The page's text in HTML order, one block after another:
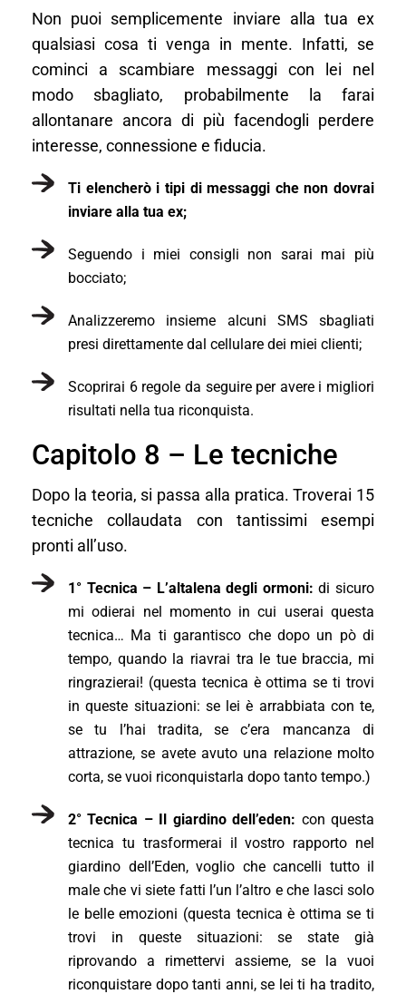
Non puoi semplicemente inviare alla tua ex
qualsiasi cosa ti venga in mente. Infatti, se
cominci a scambiare messaggi con lei nel
modo sbagliato, probabilmente la farai
allontanare ancora di più facendogli perdere
interesse, connessione e fiducia.
Ti elencherò i tipi di messaggi che non dovrai
inviare alla tua ex;
Seguendo i miei consigli non sarai mai più
bocciato;
Analizzeremo insieme alcuni SMS sbagliati
presi direttamente dal cellulare dei miei clienti;
Scoprirai 6 regole da seguire per avere i migliori
risultati nella tua riconquista.
Capitolo 8 – Le tecniche
Dopo la teoria, si passa alla pratica. Troverai 15
tecniche collaudata con tantissimi esempi
pronti all’uso.
1° Tecnica – L’altalena degli ormoni: di sicuro
mi odierai nel momento in cui userai questa
tecnica… Ma ti garantisco che dopo un pò di
tempo, quando la riavrai tra le tue braccia, mi
ringrazierai! (questa tecnica è ottima se ti trovi
in queste situazioni: se lei è arrabbiata con te,
se tu l’hai tradita, se c’era mancanza di
attrazione, se avete avuto una relazione molto
corta, se vuoi riconquistarla dopo tanto tempo.)
2° Tecnica – Il giardino dell’eden: con questa
tecnica tu trasformerai il vostro rapporto nel
giardino dell’Eden, voglio che cancelli tutto il
male che vi siete fatti l’un l’altro e che lasci solo
le belle emozioni (questa tecnica è ottima se ti
trovi in queste situazioni: se state già
riprovando a rimettervi assieme, se la vuoi
riconquistare dopo tanti anni, se lei ti ha tradito,